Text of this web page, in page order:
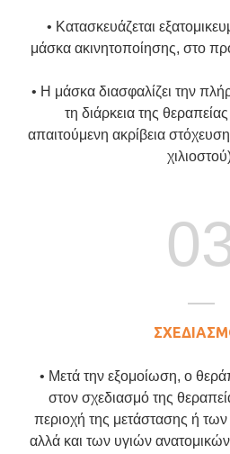
• Κατασκευάζεται
μάσκα ακινητοποίησης, στο
• Η μάσκα διασφαλίζει την
τη διάρκεια της
απαιτούμενη ακρίβεια
• Μετά την εξομοίωση, ο
στον σχεδιασμό της
περιοχή της μετάστασης ή
αλλά και των υγιών